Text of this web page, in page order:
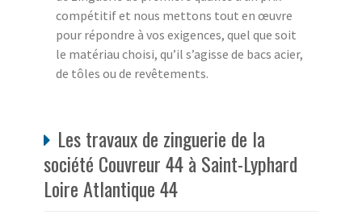
compétitif et nous mettons tout en œuvre
pour répondre à vos exigences, quel que soit
le matériau choisi, qu’il s’agisse de bacs acier,
de tôles ou de revêtements.
Les travaux de zinguerie de la
société Couvreur 44 à Saint-Lyphard
Loire Atlantique 44